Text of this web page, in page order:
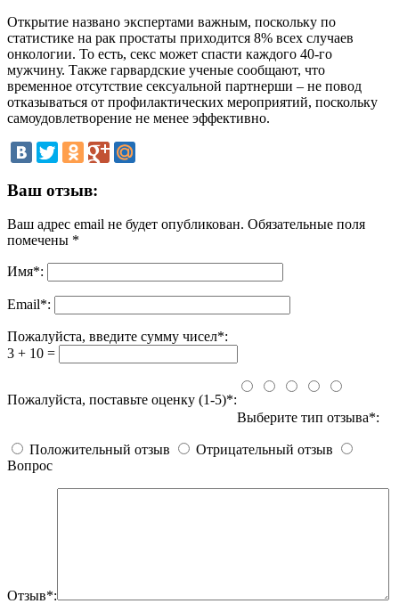
Открытие названо экспертами важным, поскольку по
статистике на рак простаты приходится 8% всех случаев
онкологии. То есть, секс может спасти каждого 40-го
мужчину. Также гарвардские ученые сообщают, что
временное отсутствие сексуальной партнерши – не повод
отказываться от профилактических мероприятий, поскольку
самоудовлетворение не менее эффективно.
Ваш отзыв:
Ваш адрес email не будет опубликован. Обязательные поля
помечены *
Имя*:
Email*:
Пожалуйста, введите сумму чисел*:
3 + 10 =
Пожалуйста, поставьте оценку (1-5)*:
Выберите тип отзыва*:
Положительный отзыв
Отрицательный отзыв
Вопрос
Отзыв*: